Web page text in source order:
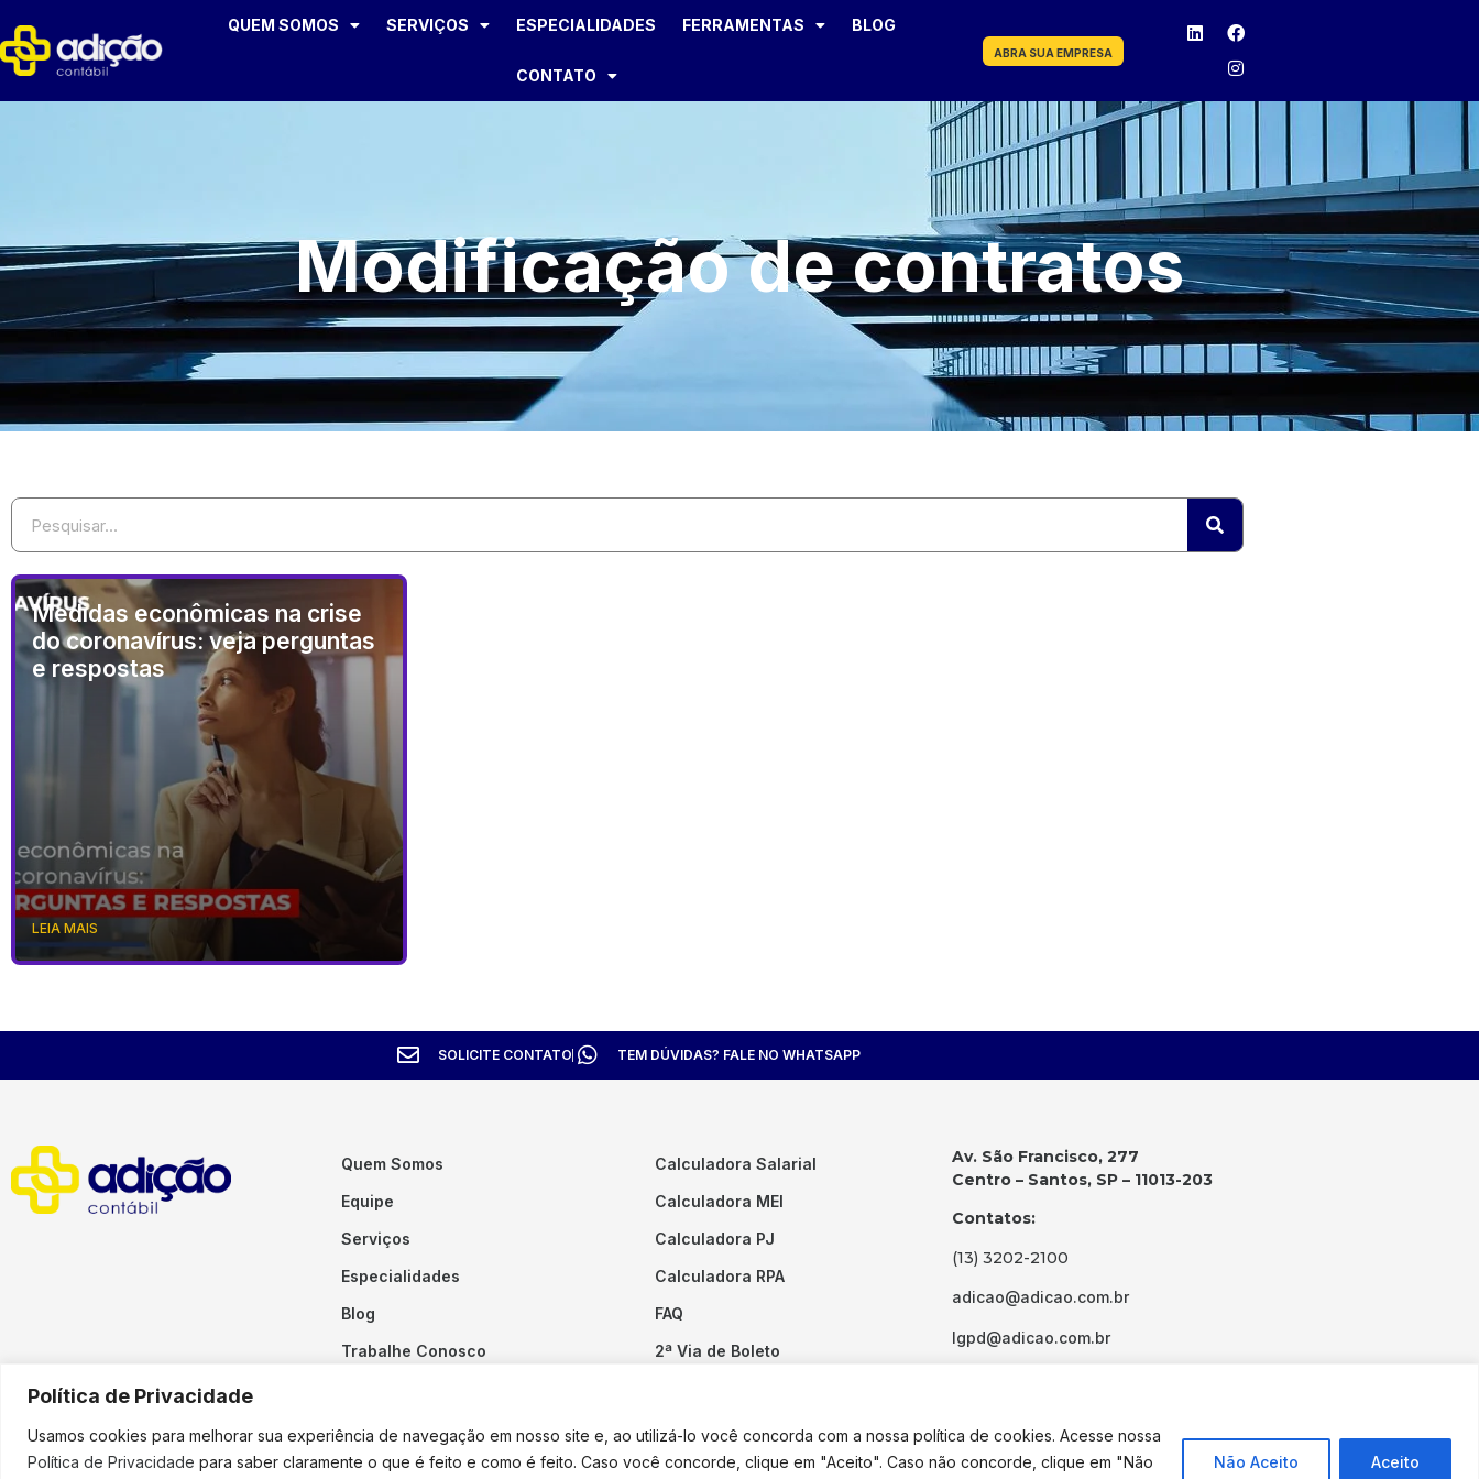
Política de Privacidade
Usamos cookies para melhorar sua experiência de navegação em nosso site e, ao utilizá-lo você concorda com a nossa política de cookies. Acesse nossa
Política de Privacidade para saber claramente o que é feito e como é feito. Caso você concorde, clique em "Aceito". Caso não concorde, clique em "Não
Não Aceito Aceito
QUEM SOMOS SERVIÇOS ESPECIALIDADES FERRAMENTAS BLOG
CONTATO
ABRA SUA EMPRESA
Modificação de contratos
Medidas econômicas na crise
do coronavírus: veja perguntas
e respostas
LEIA MAIS
SOLICITE CONTATO TEM DÚVIDAS? FALE NO WHATSAPP
Quem Somos
Equipe
Serviços
Especialidades
Blog
Trabalhe Conosco
Calculadora Salarial
Calculadora MEI
Calculadora PJ
Calculadora RPA
FAQ
2ª Via de Boleto
Av. São Francisco, 277
Centro – Santos, SP – 11013-203
Contatos:
(13) 3202-2100
adicao@adicao.com.br
lgpd@adicao.com.br